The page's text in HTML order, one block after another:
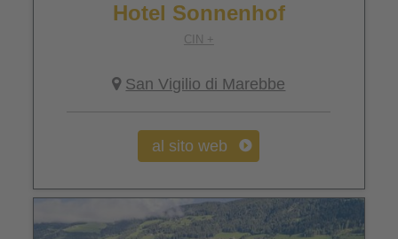
Hotel Sonnenhof
CIN +
San Vigilio di Marebbe
al sito web